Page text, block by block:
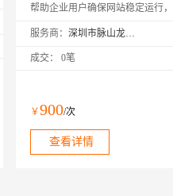
帮助企业用户确保网站稳定运行
企业创造更多价值。
服务商： 深圳市脉山龙信息技术股份有限公司
成交： 0笔
￥900/次
查看详情